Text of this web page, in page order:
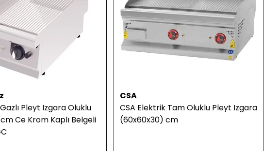
Pleyt Izgara Oluklu
Ce Krom Kaplı Belgeli
CSA
CSA Elektrik Tam Oluklu Pleyt Izgara
(60x60x30) cm